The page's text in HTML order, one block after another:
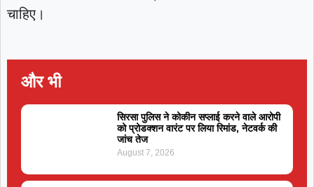
चाहिए।
और भी
सिरसा पुलिस ने कोकीन सप्लाई करने वाले आरोपी
को प्रोडक्शन वारंट पर लिया रिमांड, नेटवर्क की
जांच तेज
August 7, 2026